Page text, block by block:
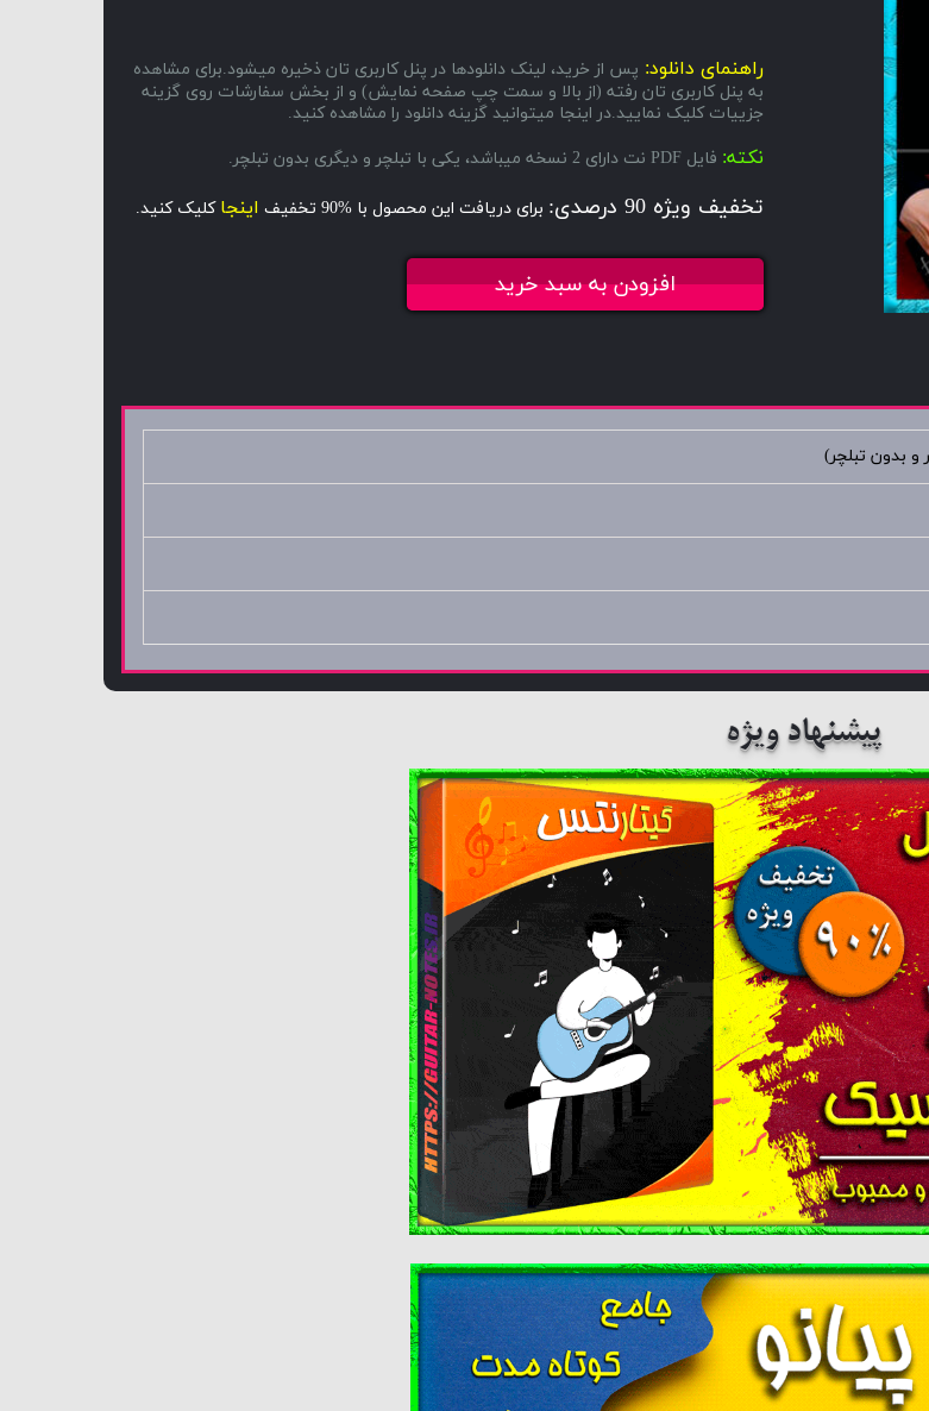
راهنمای دانلود: پس از خرید، لینک دانلودها در پنل کاربری تان ذخیره میشود.برای مشاهده
به پنل کاربری تان رفته (از بالا و سمت چپ صفحه نمایش) و از بخش سفارشات روی گزینه
جزییات کلیک نمایید.در اینجا میتوانید گزینه دانلود را مشاهده کنید.
نکته: فایل PDF نت دارای 2 نسخه میباشد، یکی با تبلچر و دیگری بدون تبلچر.
تخفیف ویژه 90 درصدی: برای دریافت این محصول با %90 تخفیف اینجا کلیک کنید.
افزودن به سبد خرید
پیشنهاد ویژه